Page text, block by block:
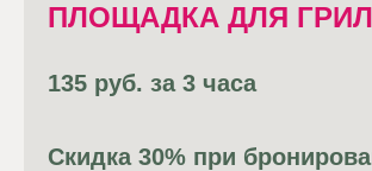
ПЛОЩАДКА ДЛЯ
135 руб. за 3 часа
Скидка 30% при